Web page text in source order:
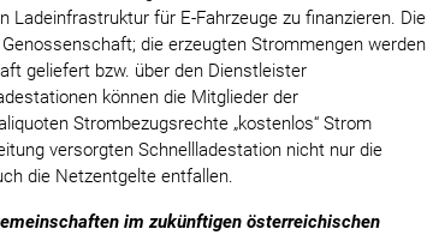
Ladeinfrastruktur für E-Fahrzeuge zu finanzieren. Die
die erzeugten Strommengen werden
geliefert bzw. über den Dienstleister
können die Mitglieder der
Strombezugsrechte „kostenlos“ Strom
versorgten Schnellladestation nicht nur die
die Netzentgelte entfallen.
im zukünftigen österreichischen